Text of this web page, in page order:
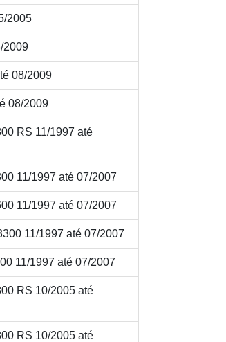
2005
2009
08/2009
08/2009
RS 11/1997 até
11/1997 até 07/2007
11/1997 até 07/2007
11/1997 até 07/2007
11/1997 até 07/2007
RS 10/2005 até
RS 10/2005 até